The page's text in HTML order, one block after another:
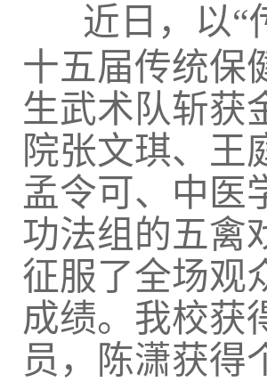
近日，以“
十五届传统保
生武术队斩获
院张文琪、王
孟令可、中医
功法组的五禽
征服了全场观
成绩。我校获
员，陈潇获得